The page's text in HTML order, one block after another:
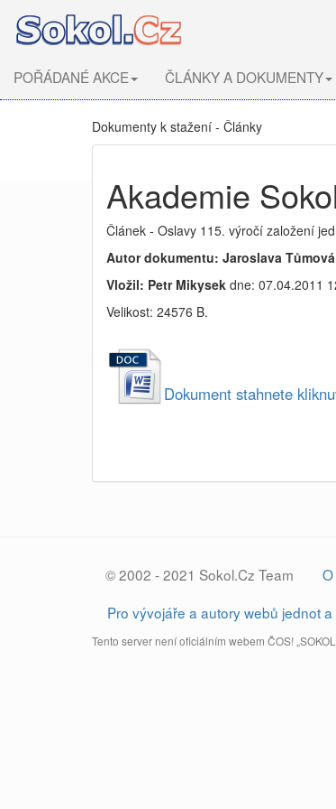
POŘÁDANÉ AKCE ČLÁNKY A DOKUMENTY
Dokumenty k stažení - Články
Akademie
Článek - Oslavy 115. výročí založení
Autor dokumentu: Jaroslava Tůmová
Vložil: Petr Mikysek dne: 07.04.2011
Velikost: 24576 B.
Dokument stahnete
© 2002 - 2021 Sokol.Cz Team
Pro vývojáře a autory webů jednot a
Tento server není oficiálním webem ČOS!